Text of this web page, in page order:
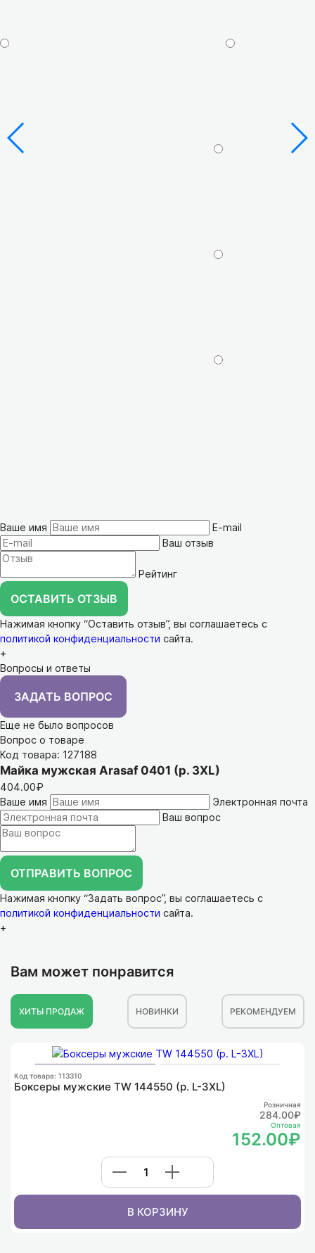
Ваше имя
E-mail
Ваш отзыв
Рейтинг
ОСТАВИТЬ ОТЗЫВ
Нажимая кнопку “Оставить отзыв”, вы соглашаетесь с
политикой конфиденциальности сайта.
+
Вопросы и ответы
ЗАДАТЬ ВОПРОС
Еще не было вопросов
Вопрос о товаре
Код товара: 127188
Майка мужская Arasaf 0401 (р. 3XL)
404.00₽
Ваше имя
Электронная почта
Ваш вопрос
ОТПРАВИТЬ ВОПРОС
Нажимая кнопку “Задать вопрос”, вы соглашаетесь с
политикой конфиденциальности сайта.
+
Вам может понравится
ХИТЫ ПРОДАЖ НОВИНКИ РЕКОМЕНДУЕМ
Код товара: 113310
Боксеры мужские TW 144550 (р. L-3XL)
Оптовая
152.00₽
Розничная
284.00₽
В КОРЗИНУ